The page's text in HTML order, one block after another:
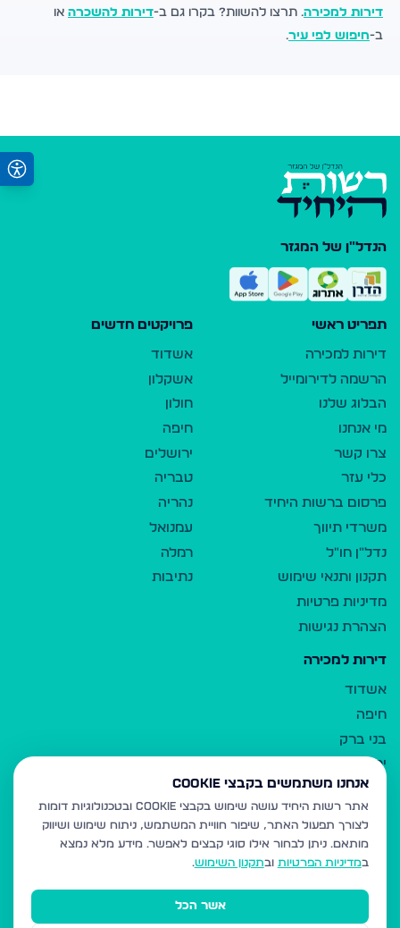
דירות למכירה. תרצו להשוות? בקרו גם ב-דירות להשכרה או
ב-חיפוש לפי עיר.
הנדל"ן של המגזר
תפריט ראשי
דירות למכירה
הרשמה לדירומייל
הבלוג שלנו
מי אנחנו
צרו קשר
כלי עזר
פרסום ברשות היחיד
משרדי תיווך
נדל"ן חו"ל
תקנון ותנאי שימוש
מדיניות פרטיות
הצהרת נגישות
פרויקטים חדשים
אשדוד
אשקלון
חולון
חיפה
ירושלים
טבריה
נהריה
עמנואל
רמלה
נתיבות
דירות למכירה
אשדוד
חיפה
בני ברק
ירושלים
אלעד
גבעת זאב
בית שמש
רכסים
מודיעין עילית
אנחנו משתמשים בקבצי Cookie
אתר רשות היחיד עושה שימוש בקבצי Cookie ובטכנולוגיות דומות
לצורך תפעול האתר, שיפור חוויית המשתמש, ניתוח שימוש ושיווק
מותאם. ניתן לבחור אילו סוגי קבצים לאפשר. מידע מלא נמצא
במדיניות הפרטיות ובתקנון השימוש.
אשר הכל